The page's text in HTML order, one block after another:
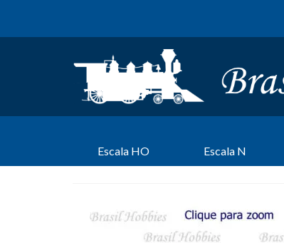
Escala HO Escala N